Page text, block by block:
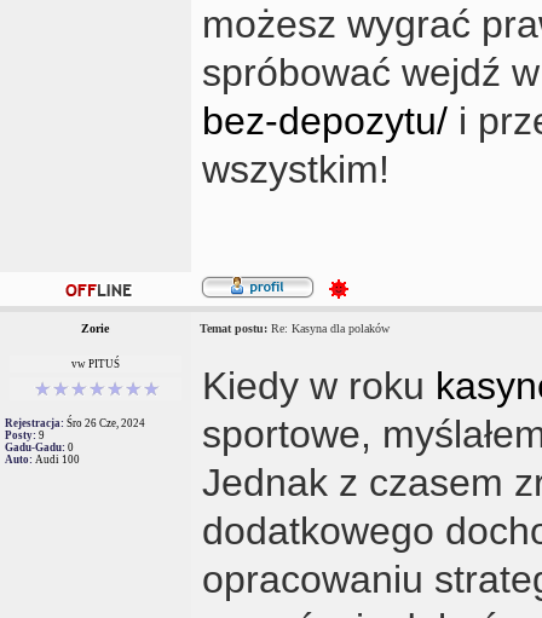
możesz wygrać
spróbować wejdź
bez-depozytu/ i
wszystkim!
Zorie Temat postu: Re: Kasyna dla polaków
vw PITUŚ
Rejestracja: Śro 26 Cze, 2024
Posty: 9
Gadu-Gadu: 0
Auto: Audi 100
Kiedy w roku
sportowe,
Jednak z czasem
dodatkowego
opracowaniu